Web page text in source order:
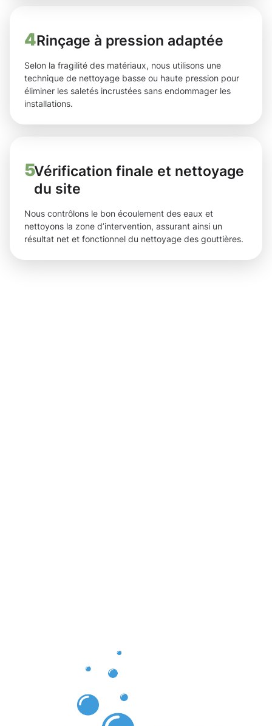
4Rinçage à pression adaptée
Selon la fragilité des matériaux, nous utilisons une
technique de nettoyage basse ou haute pression pour
éliminer les saletés incrustées sans endommager les
installations.
5Vérification finale et nettoyage
du site
Nous contrôlons le bon écoulement des eaux et
nettoyons la zone d’intervention, assurant ainsi un
résultat net et fonctionnel du nettoyage des gouttières.